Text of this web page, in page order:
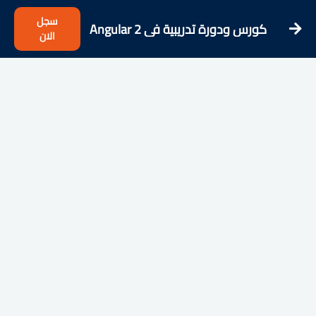
كورس ودورة تدريبية فى Angular 2
Spotify App
سجل
الان